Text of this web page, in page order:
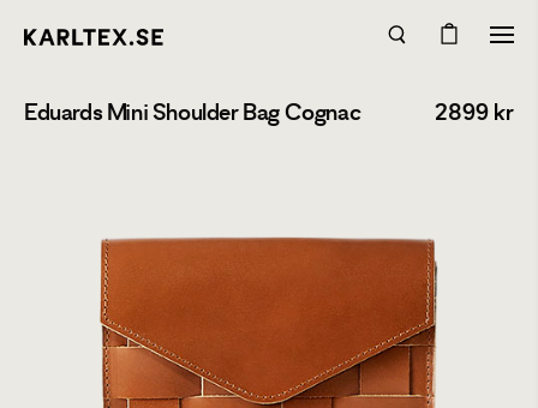
Eduards Mini Shoulder Bag Cognac 2899 kr